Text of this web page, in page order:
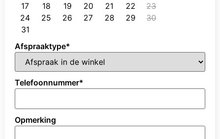
17
18 19 20 21 22
23
24
25 26 27 28 29
30
31
Afspraaktype*
Telefoonnummer*
Opmerking